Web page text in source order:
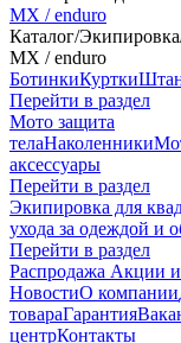
MX / enduro
Каталог/Экипировка
MX / enduro
БотинкиКуртки
Перейти в раздел
Мото защита
телаНаколенники
аксессуары
Перейти в раздел
Экипировка для
ухода за одеждой и
Перейти в раздел
Распродажа Акции
НовостиО компании
товараГарантия
центрКонтакты